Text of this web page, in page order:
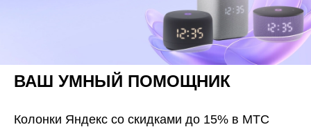
ВАШ УМНЫЙ ПОМОЩНИК
Колонки Яндекс со скидками до 15% в МТС